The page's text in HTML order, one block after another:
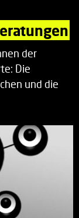
der
Die
und die